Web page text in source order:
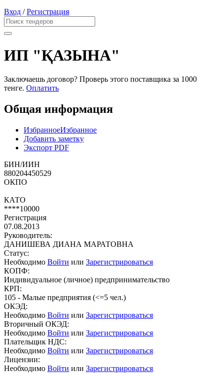
Вход /Регистрация
ИП "ҚАЗЫНА"
Заключаешь договор? Проверь этого поставщика за 1000
тенге. Оплатить
Общая информация
ИзбранноеИзбранное
Добавить заметку
Экспорт PDF
БИН/ИИН
880204450529
ОКПО
КАТО
****10000
Регистрация
07.08.2013
Руководитель:
ДАНИШЕВА ДИАНА МАРАТОВНА
Статус:
Необходимо Войти или Зарегистрироваться
КОПФ:
Индивидуальное (личное) предпринимательство
КРП:
105 - Малые предприятия (<=5 чел.)
ОКЭД:
Необходимо Войти или Зарегистрироваться
Вторичный ОКЭД:
Необходимо Войти или Зарегистрироваться
Плательщик НДС:
Необходимо Войти или Зарегистрироваться
Лицензии:
Необходимо Войти или Зарегистрироваться